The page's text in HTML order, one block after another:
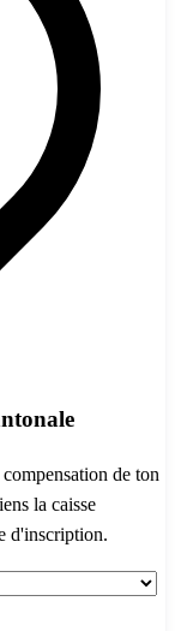
de ton
la caisse
d'inscription.